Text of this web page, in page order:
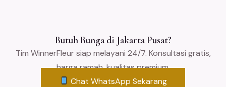
Butuh Bunga di Jakarta Pusat?
Tim WinnerFleur siap melayani 24/7. Konsultasi gratis,
harga ramah, kualitas premium.
Chat WhatsApp Sekarang